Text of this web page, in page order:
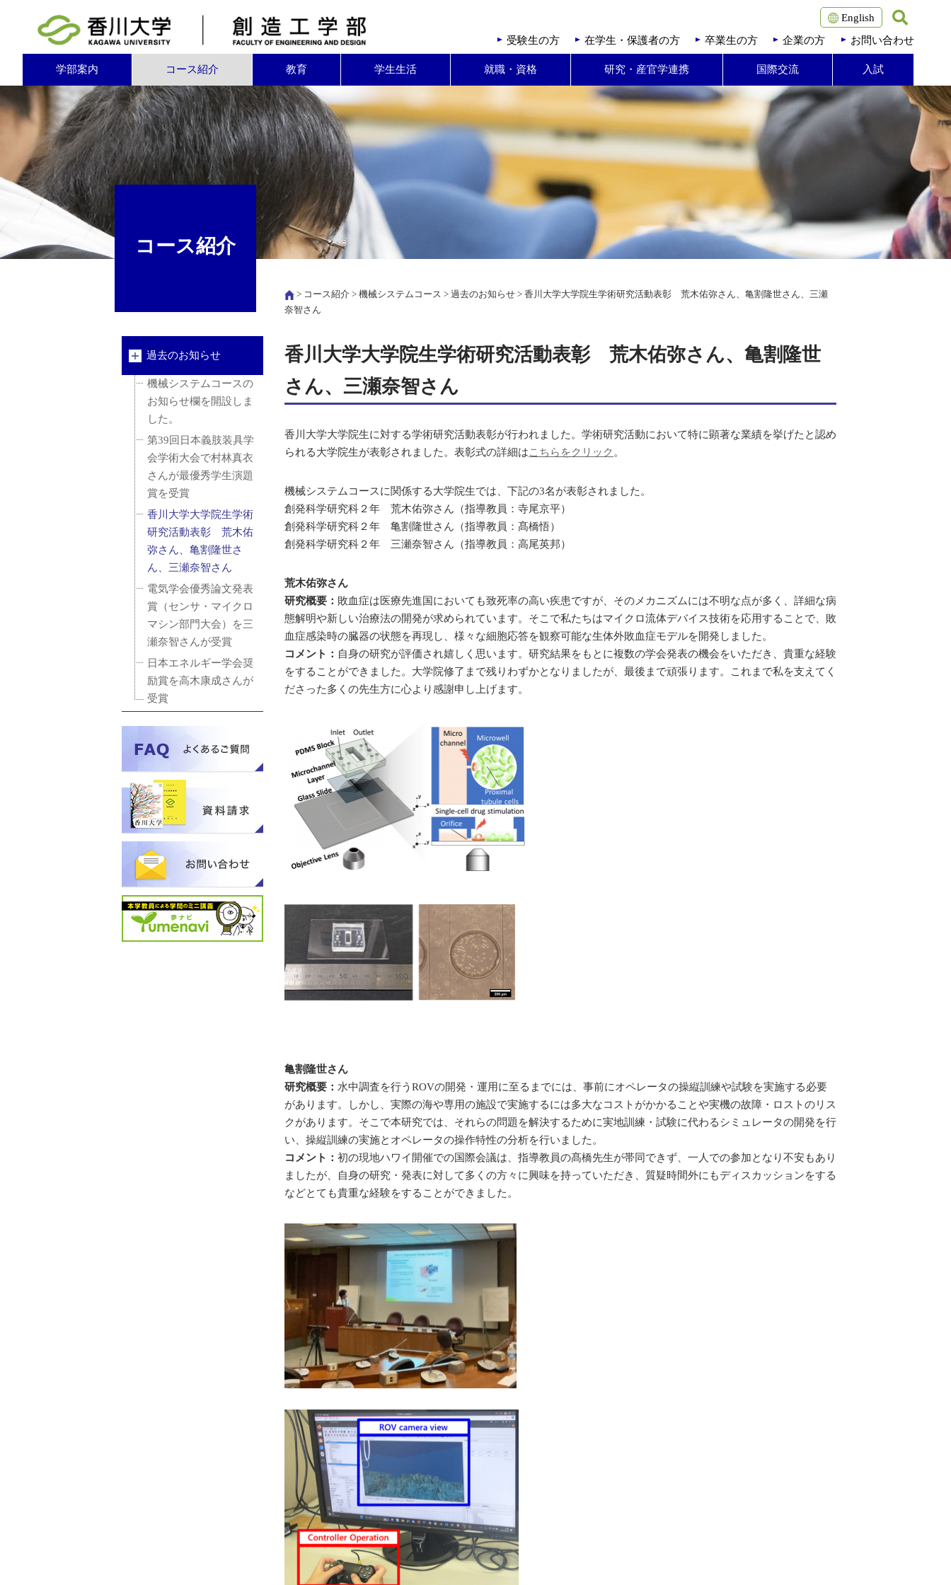
English
受験生の方
在学生・保護者の方 卒業生の方 企業の方 お問い合わせ
学部案内 コース紹介 教育 学生生活 就職・資格 研究・産官学連携 国際交流 入試
コース紹介
> コース紹介 > 機械システムコース > 過去のお知らせ > 香川大学大学院生学術研究活動表彰 荒木佑弥さん、亀割隆世さん、三瀬
奈智さん
香川大学大学院生学術研究活動表彰 荒木佑弥さん、亀割隆世
さん、三瀬奈智さん
香川大学大学院生に対する学術研究活動表彰が行われました。学術研究活動において特に顕著な業績を挙げたと認め
られる大学院生が表彰されました。表彰式の詳細はこちらをクリック 。
機械システムコースに関係する大学院生では、下記の3名が表彰されました。
創発科学研究科２年 荒木佑弥さん（指導教員：寺尾京平）
創発科学研究科２年 亀割隆世さん（指導教員：髙橋悟）
創発科学研究科２年 三瀬奈智さん（指導教員：高尾英邦）
荒木佑弥さん
研究概要： 敗血症は医療先進国においても致死率の高い疾患ですが、そのメカニズムには不明な点が多く、詳細な病
態解明や新しい治療法の開発が求められています。そこで私たちはマイクロ流体デバイス技術を応用することで、敗
血症感染時の臓器の状態を再現し、様々な細胞応答を観察可能な生体外敗血症モデルを開発しました。
コメント： 自身の研究が評価され嬉しく思います。研究結果をもとに複数の学会発表の機会をいただき、貴重な経験
をすることができました。大学院修了まで残りわずかとなりましたが、最後まで頑張ります。これまで私を支えてく
ださった多くの先生方に心より感謝申し上げます。
亀割隆世さん
研究概要： 水中調査を行うROVの開発・運用に至るまでには、事前にオペレータの操縦訓練や試験を実施する必要
があります。しかし、実際の海や専用の施設で実施するには多大なコストがかかることや実機の故障・ロストのリス
クがあります。そこで本研究では、それらの問題を解決するために実地訓練・試験に代わるシミュレータの開発を行
い、操縦訓練の実施とオペレータの操作特性の分析を行いました。
コメント： 初の現地ハワイ開催での国際会議は、指導教員の髙橋先生が帯同できず、一人での参加となり不安もあり
ましたが、自身の研究・発表に対して多くの方々に興味を持っていただき、質疑時間外にもディスカッションをする
などとても貴重な経験をすることができました。
過去のお知らせ
機械システムコースの
お知らせ欄を開設しま
した。
第39回日本義肢装具学
会学術大会で村林真衣
さんが最優秀学生演題
賞を受賞
香川大学大学院生学術
研究活動表彰 荒木佑
弥さん、亀割隆世さ
ん、三瀬奈智さん
電気学会優秀論文発表
賞（センサ・マイクロ
マシン部門大会）を三
瀬奈智さんが受賞
日本エネルギー学会奨
励賞を高木康成さんが
受賞